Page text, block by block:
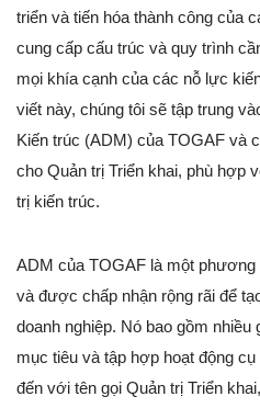
triển và tiến hóa thành công của
cung cấp cấu trúc và quy trình
mọi khía cạnh của các nỗ lực
viết này, chúng tôi sẽ tập trung
Kiến trúc (ADM) của TOGAF và
cho Quản trị Triển khai, phù hợp
trị kiến trúc.
ADM của TOGAF là một
và được chấp nhận rộng rãi để
doanh nghiệp. Nó bao gồm nhiều
mục tiêu và tập hợp hoạt động
đến với tên gọi Quản trị Triển